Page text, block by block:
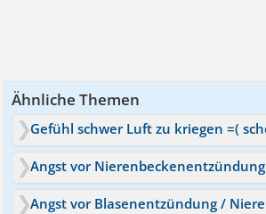
Ähnliche Themen
Angst vor Nierenbeckenentzündung